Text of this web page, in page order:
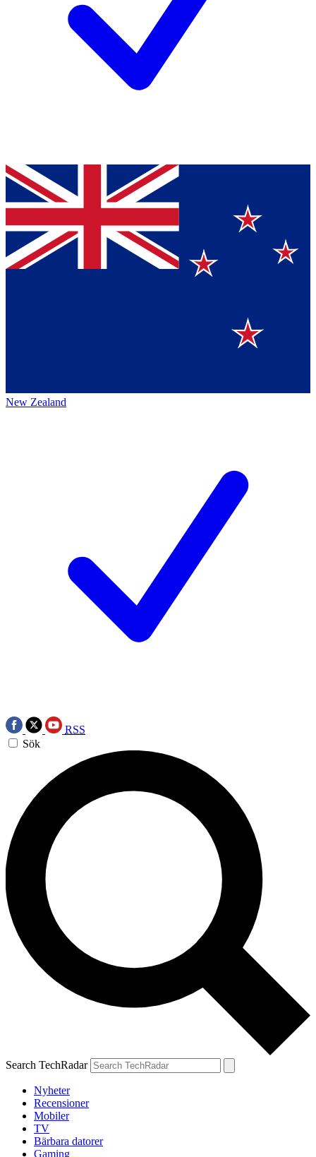
New Zealand
RSS
Sök
Search TechRadar
Nyheter
Recensioner
Mobiler
TV
Bärbara datorer
Gaming